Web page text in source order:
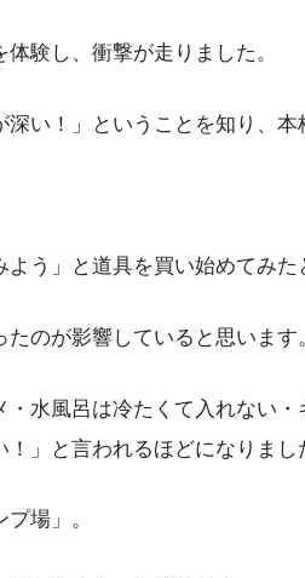
験し、衝撃が走りました。
い！」ということを知り、本
う」と道具を買い始めてみた
のが影響していると思います
水風呂は冷たくて入れない
」と言われるほどになりまし
場」。